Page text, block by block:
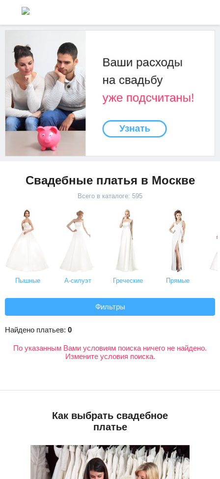
Свадебные платья в Москве
Всего в каталоге: 595
Пышные А-силуэт Греческие Прямые
Фильтры
Найдено платьев: 0
По указанным Вами условиям поиска ничего не найдено.
Измените условия поиска.
Как выбрать свадебное
платье